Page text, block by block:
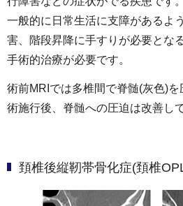
一般的に日常生活に支障があるよ
害、階段昇降に手すりが必要とな
手術的治療が必要です。
術前MRIでは多椎間で脊髄(灰色)
術施行後、脊髄への圧迫は改善し
頚椎後縦靭帯骨化症(頚椎